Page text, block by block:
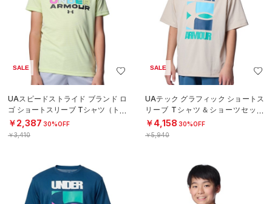
SALE
UAスピードストライド ブランド ロ
ゴ ショートスリーブ Tシャツ（トレ
ーニング/BOYS）
￥2,387 30%OFF
￥3,410
SALE
UAテック グラフィック ショートス
リーブ Tシャツ＆ショーツセット
（トレーニング/BOYS）
￥4,158 30%OFF
￥5,940